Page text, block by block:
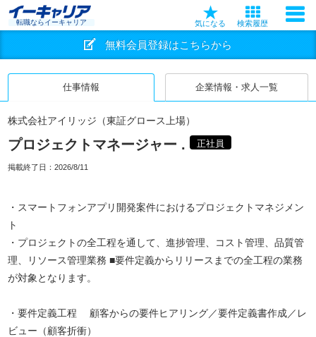
転職ならイーキャリア 気になる 検索履歴
無料会員登録はこちらから
仕事情報 企業情報・求人一覧
株式会社アイリッジ（東証グロース上場）
プロジェクトマネージャー . 正社員
掲載終了日： 2026/8/11
・スマートフォンアプリ開発案件におけるプロジェクトマネジメン
ト
・プロジェクトの全工程を通して、進捗管理、コスト管理、品質管
理、リソース管理業務 ■要件定義からリリースまでの全工程の業務
が対象となります。
・要件定義工程 顧客からの要件ヒアリング／要件定義書作成／レ
ビュー（顧客折衝）